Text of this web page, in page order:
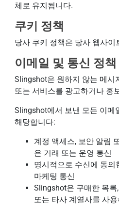
체로 유지됩니다.
쿠키 정책
당사 쿠키 정책은 당사 웹사이
이메일 및 통신 정책
Slingshot은 원하지 않는 메시
또는 서비스를 광고하거나 홍
Slingshot에서 보낸 모든 이메
해당합니다:
계정 액세스, 보안 알림
은 거래 또는 운영 통신
명시적으로 수신에 동의
마케팅 통신
Slingshot은 구매한 목
또는 타사 계열사를 사